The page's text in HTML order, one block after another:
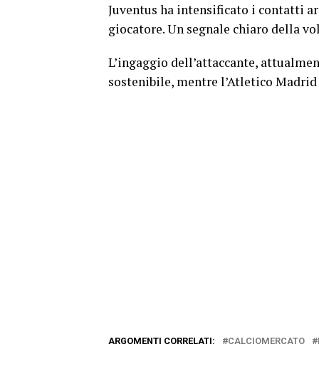
Juventus ha intensificato i contatti
giocatore. Un segnale chiaro della
L’ingaggio dell’attaccante,
sostenibile, mentre l’Atletico
ARGOMENTI CORRELATI: CALCIOMERCATO